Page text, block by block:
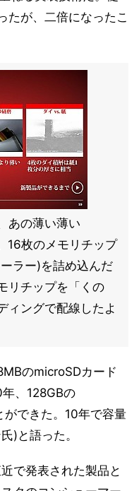
たが、二倍になったこ
あの薄い薄い
16枚のメモリチップ
ラー)を詰め込んだ
リチップを「くの
ィングで配線したよ
のmicroSDカード
、128GBの
できた。10年で容量
)と語った。
で発表された製品と